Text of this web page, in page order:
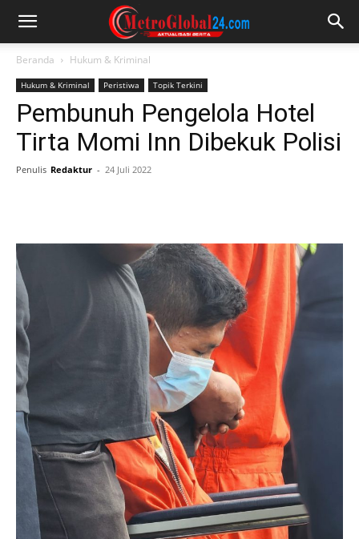
Beranda Hukum & Kriminal
Hukum & Kriminal Peristiwa Topik Terkini
Pembunuh Pengelola Hotel
Tirta Momi Inn Dibekuk Polisi
Penulis Redaktur - 24 Juli 2022